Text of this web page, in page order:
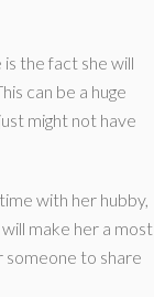
the fact she will
can be a huge
might not have
with her hubby,
make her a most
someone to share